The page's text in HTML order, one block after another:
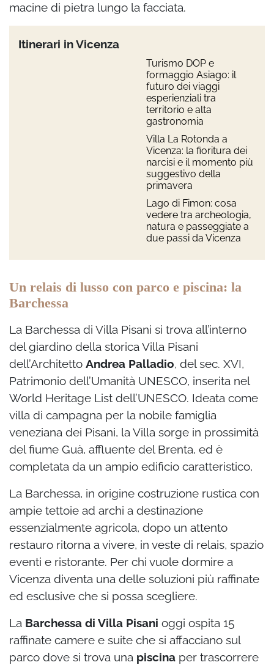
macine di pietra lungo la facciata.
Itinerari in Vicenza
Turismo DOP e
formaggio Asiago: il
futuro dei viaggi
esperienziali tra
territorio e alta
gastronomia
Villa La Rotonda a
Vicenza: la fioritura dei
narcisi e il momento più
suggestivo della
primavera
Lago di Fimon: cosa
vedere tra archeologia,
natura e passeggiate a
due passi da Vicenza
Un relais di lusso con parco e piscina: la
Barchessa
La Barchessa di Villa Pisani si trova all’interno
del giardino della storica Villa Pisani
dell’Architetto Andrea Palladio, del sec. XVI,
Patrimonio dell’Umanità UNESCO, inserita nel
World Heritage List dell’UNESCO. Ideata come
villa di campagna per la nobile famiglia
veneziana dei Pisani, la Villa sorge in prossimità
del fiume Guà, affluente del Brenta, ed è
completata da un ampio edificio caratteristico,
La Barchessa, in origine costruzione rustica con
ampie tettoie ad archi a destinazione
essenzialmente agricola, dopo un attento
restauro ritorna a vivere, in veste di relais, spazio
eventi e ristorante. Per chi vuole dormire a
Vicenza diventa una delle soluzioni più raffinate
ed esclusive che si possa scegliere.
La Barchessa di Villa Pisani oggi ospita 15
raffinate camere e suite che si affacciano sul
parco dove si trova una piscina per trascorrere